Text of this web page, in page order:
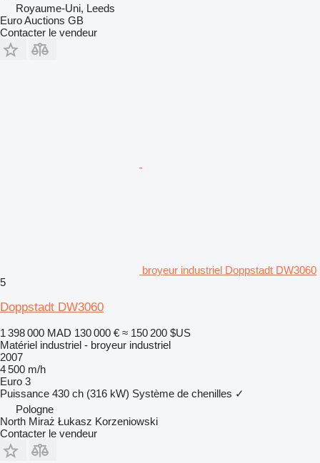
Royaume-Uni, Leeds
Euro Auctions GB
Contacter le vendeur
broyeur industriel Doppstadt DW3060
5
Doppstadt DW3060
1 398 000 MAD 130 000 € ≈ 150 200 $US
Matériel industriel - broyeur industriel
2007
4 500 m/h
Euro 3
Puissance 430 ch (316 kW) Système de chenilles ✓
Pologne
North Miraż Łukasz Korzeniowski
Contacter le vendeur